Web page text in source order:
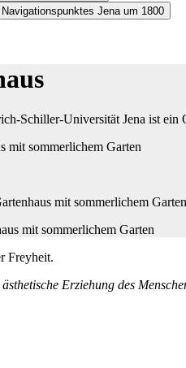
Jena um 1800
Schiller-Universität Jena ist
mit sommerlichem Garten
Freyheit.
Erziehung des